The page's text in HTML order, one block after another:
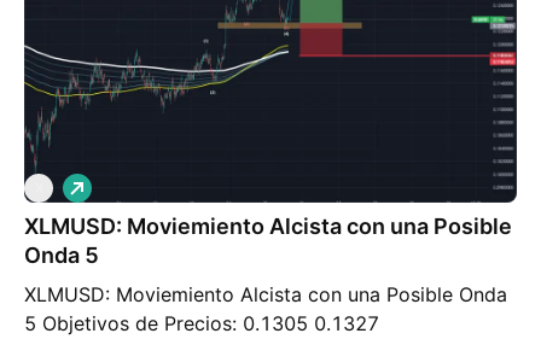
XLMUSD: Moviemiento Alcista con una Posible
Onda 5
XLMUSD: Moviemiento Alcista con una Posible Onda
5 Objetivos de Precios: 0.1305 0.1327
L
a
r
g
o